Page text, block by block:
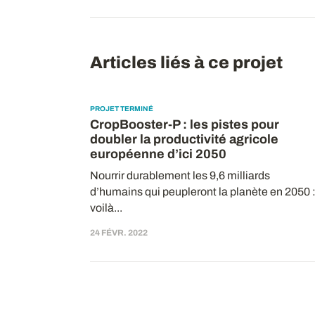
Articles liés à ce projet
PROJET TERMINÉ
CropBooster-P : les pistes pour
doubler la productivité agricole
européenne d’ici 2050
Nourrir durablement les 9,6 milliards
d’humains qui peupleront la planète en 2050 :
voilà...
24 FÉVR. 2022